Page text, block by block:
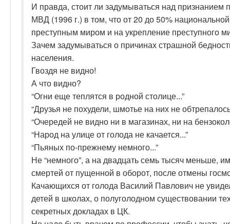
И правда, стоит ли задумываться над
МВД (1996 г.) в том, что от 20 до 50%
преступным миром и на укрепление преступного
Зачем задумываться о причинах страшной
населения.
Гвоздя не видно!
А что видно?
“Огни еще теплятся в родной столице...”
“Друзья не похудели, шмотье на них не
“Очередей не видно ни в магазинах, ни на
“Народ на улице от голода не качается...”
“Пьяных по-прежнему немного...”
Не “немного”, а на двадцать семь тысяч меньше,
смертей от пущенной в оборот, после отмены
Качающихся от голода Василий Павлович не
детей в школах, о полуголодном существовании
секретных докладах в ЦК.